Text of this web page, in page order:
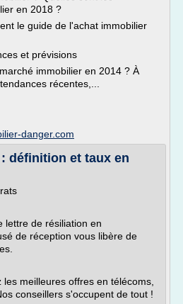
en 2018 ?
le guide de l'achat immobilier
et prévisions
immobilier en 2014 ? À
récentes,...
danger.com
définition et taux en
lettre de résiliation en
de réception vous libère de
meilleures offres en télécoms,
conseillers s'occupent de tout !